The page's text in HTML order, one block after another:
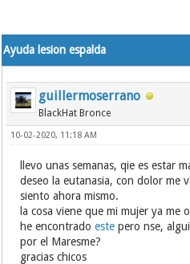
Ayuda lesion espalda
guillermoserrano
BlackHat Bronce
10-02-2020, 11:18 AM
llevo unas semanas, qie es estar
deseo la eutanasia, con dolor me
siento ahora mismo.
la cosa viene que mi mujer ya me
he encontradoeste pero nse,
por el Maresme?
gracias chicos